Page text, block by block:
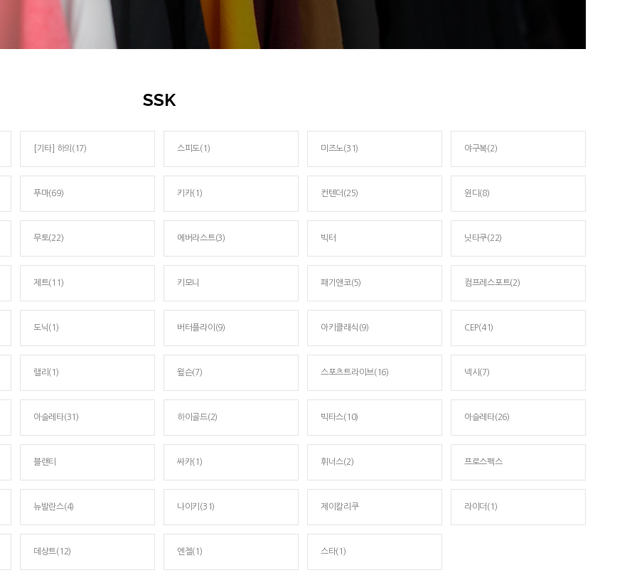
SSK
[기타] 하의(17) 스피도(1) 미즈노(31) 야구복(2)
푸마(69) 키카(1) 컨텐더(25) 윈디(8)
무토(22) 에버라스트(3) 빅터 닛타쿠(22)
제트(11) 키모니 패기앤코(5) 컴프레스포트(2)
도닉(1) 버터플라이(9) 아키클래식(9) CEP(41)
랠리(1) 윌슨(7) 스포츠트라이브(16) 넥시(7)
아슬레타(31) 하이골드(2) 빅타스(10) 아슬레타(26)
블랜티 싸카(1) 휘너스(2) 프로스펙스
뉴발란스(4) 나이키(31) 제이칼리쿠 라이더(1)
데상트(12) 엔젤(1) 스타(1)